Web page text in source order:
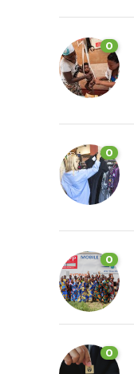
0
0
0
0